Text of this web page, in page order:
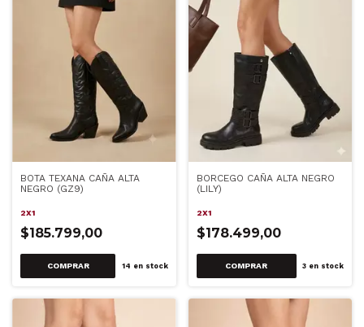
BOTA TEXANA CAÑA ALTA
NEGRO (GZ9)
2X1
$185.799,00
COMPRAR 14 en stock
BORCEGO CAÑA ALTA NEGRO
(LILY)
2X1
$178.499,00
COMPRAR 3 en stock